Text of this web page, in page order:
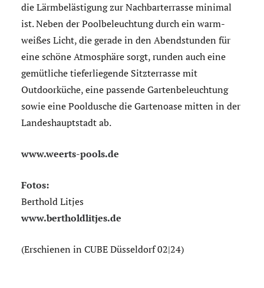
die Lärmbelästigung zur Nachbarterrasse minimal
ist. Neben der Poolbeleuchtung durch ein warm-
weißes Licht, die gerade in den Abendstunden für
eine schöne Atmosphäre sorgt, runden auch eine
gemütliche tieferliegende Sitzterrasse mit
Outdoorküche, eine passende Gartenbeleuchtung
sowie eine Pooldusche die Gartenoase mitten in der
Landeshauptstadt ab.
www.weerts-pools.de
Fotos:
Berthold Litjes
www.bertholdlitjes.de
(Erschienen in CUBE Düsseldorf 02|24)